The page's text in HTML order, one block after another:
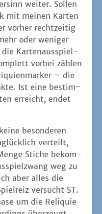
ver­teilt,
Sti­che bekom­
weg zu
aber alles die
ver­sucht ST.
um die Reli­qui­e
über­zeugt
Wei­le, bis allen
vor allem war­um
Dabei ner­ven
ist noch zu beach­
gespielt wer­den
waren. Lei­der
unglück­li­che
Hilfe.
län­ger mit